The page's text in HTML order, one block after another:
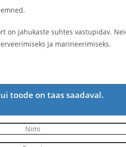
on jahukaste suhtes vastupidav.
ja marineerimiseks.
toode on taas saadaval.